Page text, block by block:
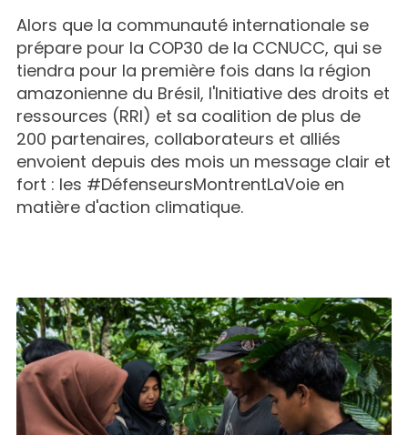
Alors que la communauté internationale se
prépare pour la COP30 de la CCNUCC, qui se
tiendra pour la première fois dans la région
amazonienne du Brésil, l'Initiative des droits et
ressources (RRI) et sa coalition de plus de
200 partenaires, collaborateurs et alliés
envoient depuis des mois un message clair et
fort : les #DéfenseursMontrentLaVoie en
matière d'action climatique.